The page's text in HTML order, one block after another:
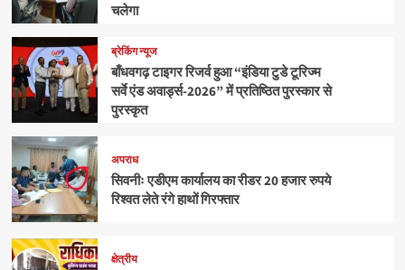
चलेगा
ब्रेकिंग न्यूज
बाँधवगढ़ टाइगर रिजर्व हुआ “इंडिया टुडे टूरिज्म
सर्वे एंड अवार्ड्स-2026” में प्रतिष्ठित पुरस्कार से
पुरस्कृत
अपराध
सिवनीः एडीएम कार्यालय का रीडर 20 हजार रुपये
रिश्वत लेते रंगे हाथों गिरफ्तार
क्षेत्रीय